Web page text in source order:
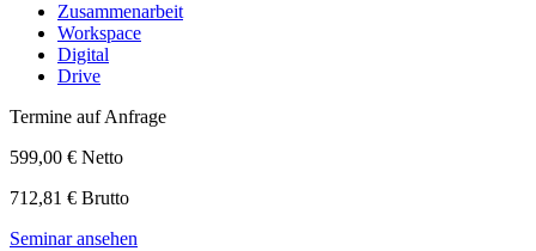
Zusammenarbeit
Workspace
Digital
Drive
Termine auf Anfrage
599,00 € Netto
712,81 € Brutto
Seminar ansehen